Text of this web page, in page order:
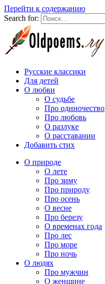
Перейти к содержанию
Search for:
Русские классики
Для детей
О любви
О судьбе
Про одиночество
Про любовь
О разлуке
О расставании
Добавить стих
О природе
О лете
Про зиму
Про природу
Про осень
О весне
Про березу
О временах года
Про лес
Про море
Про ночь
О людях
Про мужчин
О женщине